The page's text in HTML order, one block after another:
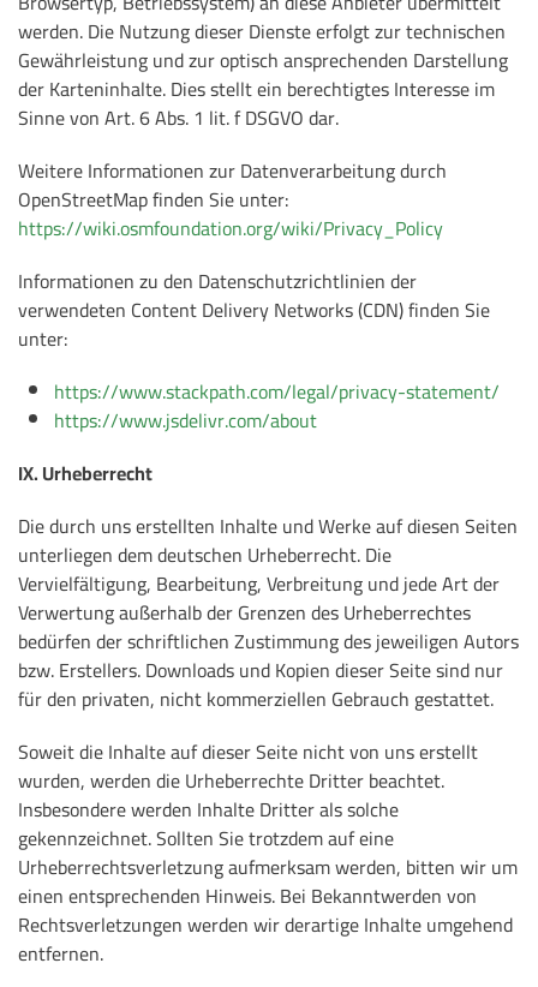
werden. Die Nutzung dieser Dienste erfolgt zur technischen
Gewährleistung und zur optisch ansprechenden Darstellung
der Karteninhalte. Dies stellt ein berechtigtes Interesse im
Sinne von Art. 6 Abs. 1 lit. f DSGVO dar.
Weitere Informationen zur Datenverarbeitung durch
OpenStreetMap finden Sie unter:
https://wiki.osmfoundation.org/wiki/Privacy_Policy
Informationen zu den Datenschutzrichtlinien der
verwendeten Content Delivery Networks (CDN) finden Sie
unter:
https://www.stackpath.com/legal/privacy-statement/
https://www.jsdelivr.com/about
IX. Urheberrecht
Die durch uns erstellten Inhalte und Werke auf diesen Seiten
unterliegen dem deutschen Urheberrecht. Die
Vervielfältigung, Bearbeitung, Verbreitung und jede Art der
Verwertung außerhalb der Grenzen des Urheberrechtes
bedürfen der schriftlichen Zustimmung des jeweiligen Autors
bzw. Erstellers. Downloads und Kopien dieser Seite sind nur
für den privaten, nicht kommerziellen Gebrauch gestattet.
Soweit die Inhalte auf dieser Seite nicht von uns erstellt
wurden, werden die Urheberrechte Dritter beachtet.
Insbesondere werden Inhalte Dritter als solche
gekennzeichnet. Sollten Sie trotzdem auf eine
Urheberrechtsverletzung aufmerksam werden, bitten wir um
einen entsprechenden Hinweis. Bei Bekanntwerden von
Rechtsverletzungen werden wir derartige Inhalte umgehend
entfernen.